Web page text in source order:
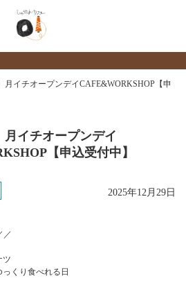
最新情報
NEWS
月イチオープンデイCAFE&WORKSHOP【申
月イチオープンデイ
【申込受付中】
2025年12月29日
ツ
っくり食べれる日